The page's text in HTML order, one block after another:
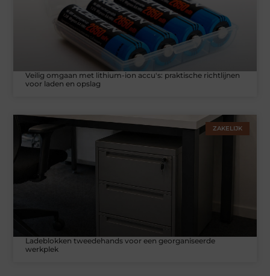
Veilig omgaan met lithium-ion accu's: praktische richtlijnen
voor laden en opslag
ZAKELIJK
Ladeblokken tweedehands voor een georganiseerde
werkplek